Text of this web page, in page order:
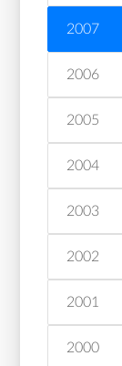
2007
2006
2005
2004
2003
2002
2001
2000